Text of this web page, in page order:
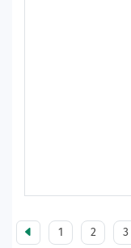
1 2 3